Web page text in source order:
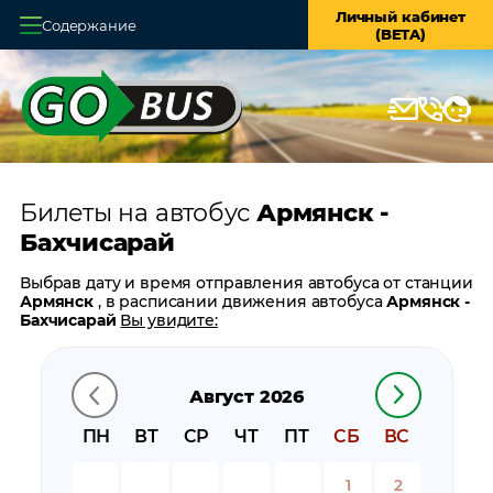
Содержание
Личный кабинет
(BETA)
Главная
О системе
Оплата и доставка
Возврат билетов
Заказ автобуса
Контакты
Билеты на автобусАрмянск -
Бахчисарай
Август 2026
ПН
ВТ СР ЧТ ПТ СБ ВС
1 2
Выбрав дату и время отправления автобуса от станции
Армянск , в расписании движения автобусаАрмянск -
Бахчисарай Вы увидите:
время прибытия
время в пути
цену билета